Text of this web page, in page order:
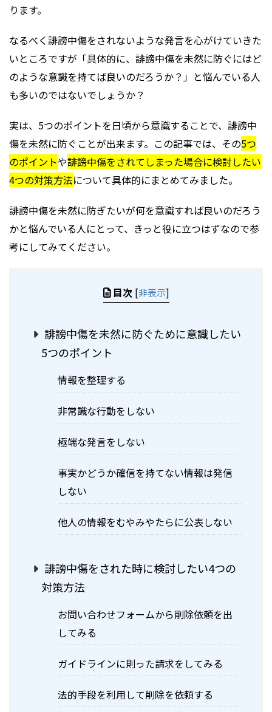
ります。
なるべく誹謗中傷をされないような発言を心がけていきた
いところですが「具体的に、誹謗中傷を未然に防ぐにはど
のような意識を持てば良いのだろうか？」と悩んでいる人
も多いのではないでしょうか？
実は、5つのポイントを日頃から意識することで、誹謗中
傷を未然に防ぐことが出来ます。この記事では、その5つ
のポイントや誹謗中傷をされてしまった場合に検討したい
4つの対策方法について具体的にまとめてみました。
誹謗中傷を未然に防ぎたいが何を意識すれば良いのだろう
かと悩んでいる人にとって、きっと役に立つはずなので参
考にしてみてください。
目次 [非表示]
誹謗中傷を未然に防ぐために意識したい
5つのポイント
情報を整理する
非常識な行動をしない
極端な発言をしない
事実かどうか確信を持てない情報は発信
しない
他人の情報をむやみやたらに公表しない
誹謗中傷をされた時に検討したい4つの
対策方法
お問い合わせフォームから削除依頼を出
してみる
ガイドラインに則った請求をしてみる
法的手段を利用して削除を依頼する